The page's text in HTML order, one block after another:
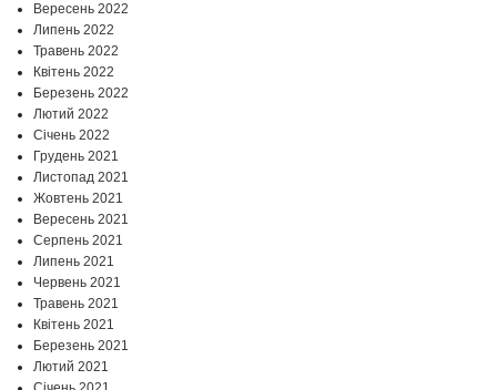
Вересень 2022
Липень 2022
Травень 2022
Квітень 2022
Березень 2022
Лютий 2022
Січень 2022
Грудень 2021
Листопад 2021
Жовтень 2021
Вересень 2021
Серпень 2021
Липень 2021
Червень 2021
Травень 2021
Квітень 2021
Березень 2021
Лютий 2021